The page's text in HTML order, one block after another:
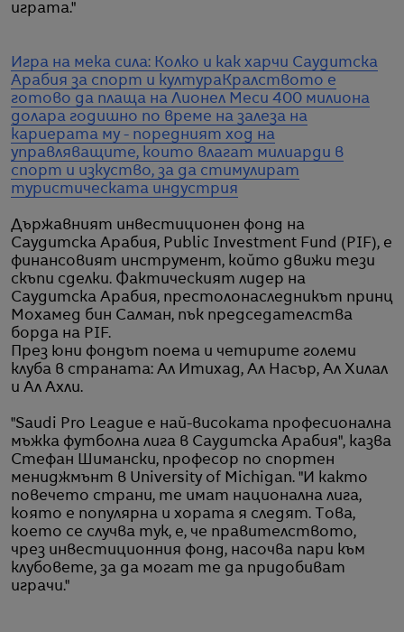
играта."
Игра на мека сила: Колко и как харчи Саудитска
Арабия за спорт и култураКралството е
готово да плаща на Лионел Меси 400 милиона
долара годишно по време на залеза на
кариерата му - поредният ход на
управляващите, които влагат милиарди в
спорт и изкуство, за да стимулират
туристическата индустрия
Държавният инвестиционен фонд на
Саудитска Арабия, Public Investment Fund (PIF), е
финансовият инструмент, който движи тези
скъпи сделки. Фактическият лидер на
Саудитска Арабия, престолонаследникът принц
Мохамед бин Салман, пък председателства
борда на PIF.
През юни фондът поема и четирите големи
клуба в страната: Ал Итихад, Ал Насър, Ал Хилал
и Ал Ахли.
"Saudi Pro League е най-високата професионална
мъжка футболна лига в Саудитска Арабия", казва
Стефан Шимански, професор по спортен
мениджмънт в University of Michigan. "И както
повечето страни, те имат национална лига,
която е популярна и хората я следят. Tова,
което се случва тук, е, че правителството,
чрез инвестиционния фонд, насочва пари към
клубовете, за да могат те да придобиват
играчи."